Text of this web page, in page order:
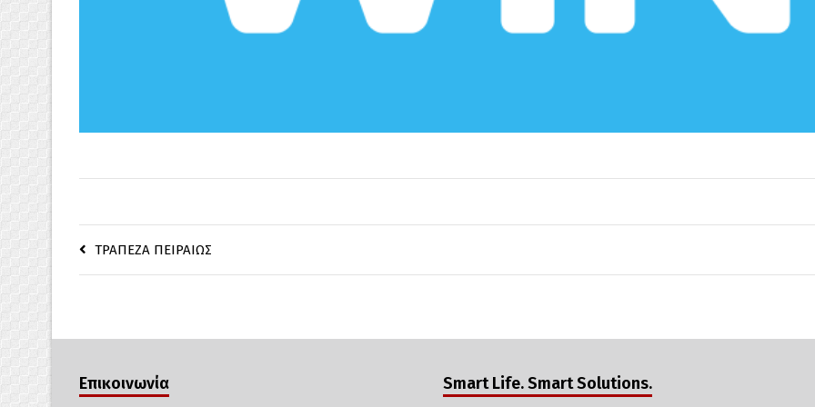
ΤΡΑΠΕΖΑ ΠΕΙΡΑΙΩΣ
Επικοινωνία Smart Life. Smart Solutions.